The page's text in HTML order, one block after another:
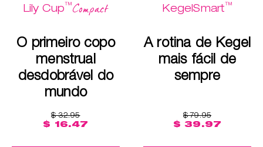
Lily Cup™Compact
O primeiro copo
menstrual
desdobrável do
mundo
$ 32.95
$ 16.47
KegelSmart™
A rotina de Kegel
mais fácil de
sempre
$ 79.95
$ 39.97